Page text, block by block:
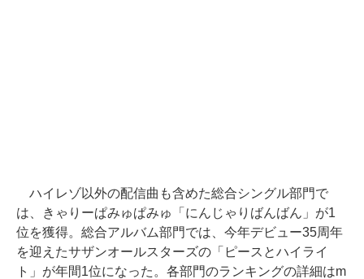
ハイレゾ以外の配信曲も含めた総合シングル部門で
は、きゃりーぱみゅぱみゅ「にんじゃりばんばん」が1
位を獲得。総合アルバム部門では、今年デビュー35周年
を迎えたサザンオールスターズの「ピースとハイライ
ト」が年間1位になった。各部門のランキングの詳細はm